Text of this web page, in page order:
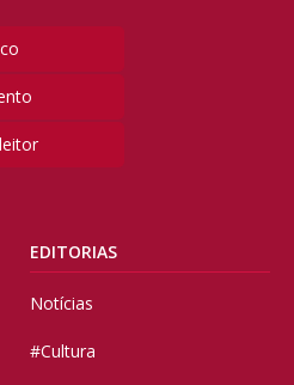
EDITORIAS
Notícias
#Cultura